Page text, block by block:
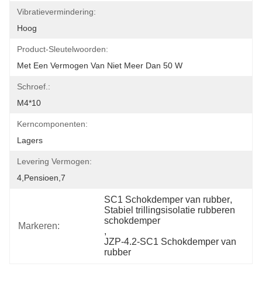
Vibratievermindering:
Hoog
Product-Sleutelwoorden:
Met Een Vermogen Van Niet Meer Dan 50 W
Schroef.:
M4*10
Kerncomponenten:
Lagers
Levering Vermogen:
4,pensioen,7
Markeren:
SC1 Schokdemper van rubber,
Stabiel trillingsisolatie rubberen
schokdemper
,
JZP-4.2-SC1 Schokdemper van
rubber